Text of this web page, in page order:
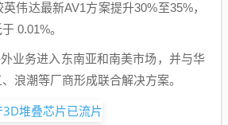
伟达最新AV1方案提升30%至35%，
0.01%。
业务进入东南亚和南美市场，并与华
浪潮等厂商形成联合解决方案。